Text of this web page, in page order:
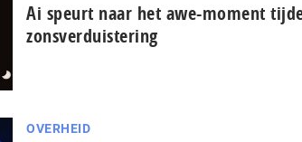
Ai speurt naar het awe-moment
zonsverduistering
OVERHEID